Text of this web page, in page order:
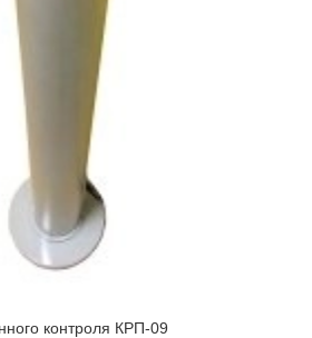
контроля КРП-09